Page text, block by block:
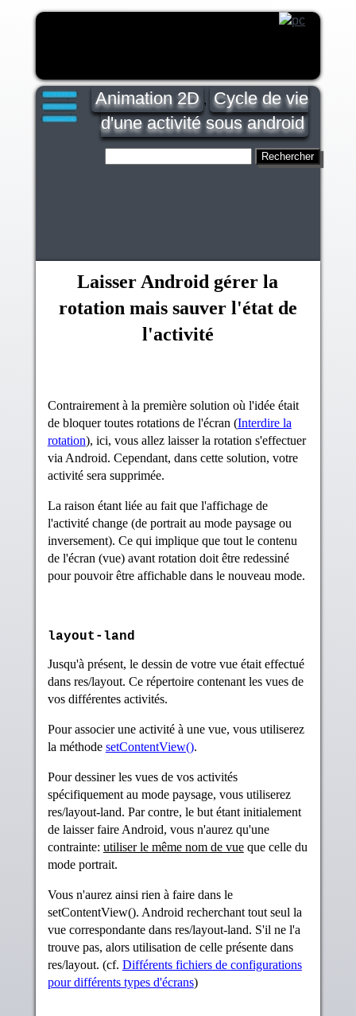
Animation 2D , Cycle de vie
d'une activité sous android
Laisser Android gérer la
rotation mais sauver l'état de
l'activité
Contrairement à la première solution où l'idée était
de bloquer toutes rotations de l'écran (Interdire la
rotation), ici, vous allez laisser la rotation s'effectuer
via Android. Cependant, dans cette solution, votre
activité sera supprimée.
La raison étant liée au fait que l'affichage de
l'activité change (de portrait au mode paysage ou
inversement). Ce qui implique que tout le contenu
de l'écran (vue) avant rotation doit être redessiné
pour pouvoir être affichable dans le nouveau mode.
layout-land
Jusqu'à présent, le dessin de votre vue était effectué
dans res/layout. Ce répertoire contenant les vues de
vos différentes activités.
Pour associer une activité à une vue, vous utiliserez
la méthode setContentView().
Pour dessiner les vues de vos activités
spécifiquement au mode paysage, vous utiliserez
res/layout-land. Par contre, le but étant initialement
de laisser faire Android, vous n'aurez qu'une
contrainte: utiliser le même nom de vueque celle du
mode portrait.
Vous n'aurez ainsi rien à faire dans le
setContentView(). Android recherchant tout seul la
vue correspondante dans res/layout-land. S'il ne l'a
trouve pas, alors utilisation de celle présente dans
res/layout. (cf. Différents fichiers de configurations
pour différents types d'écrans)